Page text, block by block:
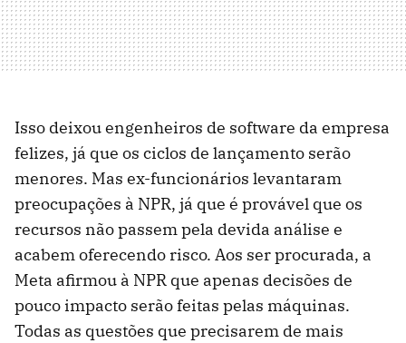
Isso deixou engenheiros de software da empresa
felizes, já que os ciclos de lançamento serão
menores. Mas ex-funcionários levantaram
preocupações à NPR, já que é provável que os
recursos não passem pela devida análise e
acabem oferecendo risco. Aos ser procurada, a
Meta afirmou à NPR que apenas decisões de
pouco impacto serão feitas pelas máquinas.
Todas as questões que precisarem de mais